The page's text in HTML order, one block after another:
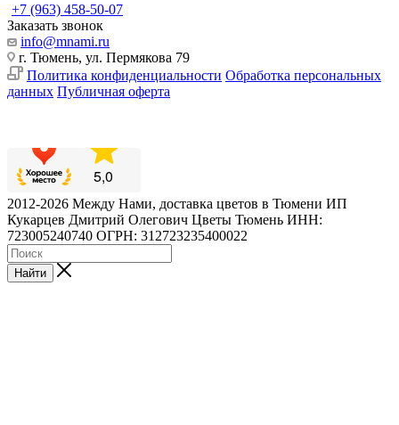
+7 (963) 458-50-07
Заказать звонок
info@mnami.ru
г. Тюмень, ул. Пермякова 79
Политика конфиденциальности Обработка персональных
данных Публичная оферта
2012-2026 Между Нами, доставка цветов в Тюмени ИП
Кукарцев Дмитрий Олегович Цветы Тюмень ИНН:
723005240740 ОГРН: 312723235400022
Найти